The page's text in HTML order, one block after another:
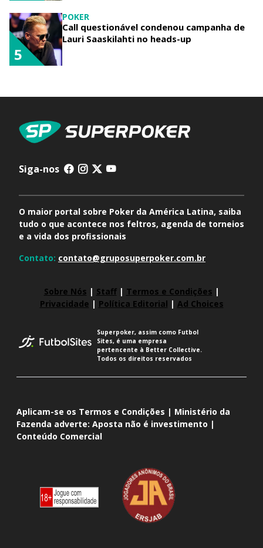
POKER
Call questionável condenou campanha de
Lauri Saaskilahti no heads-up
5
Siga-nos
O maior portal sobre Poker da América Latina, saiba
tudo o que acontece nos feltros, agenda de torneios
e a vida dos profissionais
Contato: contato@gruposuperpoker.com.br
Sobre Nós | Staff| Termos e Condições |
Privacidade | Política Editorial | Ad Choices
Superpoker, assim como Futbol
Sites, é uma empresa
pertencente à Better Collective.
Todos os direitos reservados
Aplicam-se os Termos e Condições | Ministério da
Fazenda adverte: Aposta não é investimento |
Conteúdo Comercial